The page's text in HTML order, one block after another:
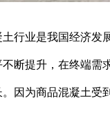
业是我国经济发
断提升，在终端需
因为商品混凝土受